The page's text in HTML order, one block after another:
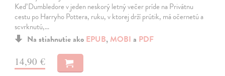
Keď Dumbledore v jeden neskorý letný večer príde na Privátnu
cestu po Harryho Pottera, ruku, v ktorej drží prútik, má očernetú a
scvrknutú,…
Na stiahnutie ako EPUB, MOBI a PDF
14,90 €